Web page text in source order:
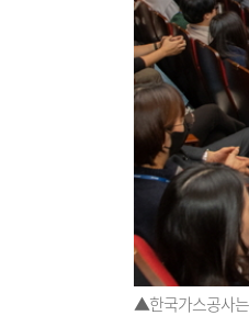
▲한국가스공사는